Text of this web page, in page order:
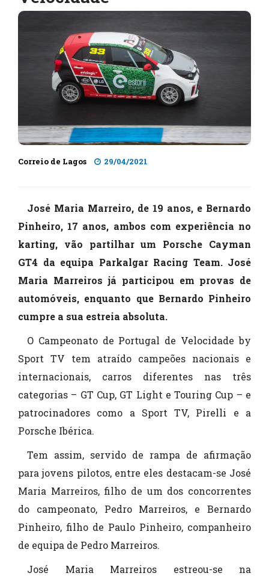
Correio de Lagos 29/04/2021
José Maria Marreiro, de 19 anos, e Bernardo
Pinheiro, 17 anos, ambos com experiência no
karting, vão partilhar um Porsche Cayman
GT4 da equipa Parkalgar Racing Team. José
Maria Marreiros já participou em provas de
automóveis, enquanto que Bernardo Pinheiro
cumpre a sua estreia absoluta.
O Campeonato de Portugal de Velocidade by
Sport TV tem atraído campeões nacionais e
internacionais, carros diferentes nas três
categorias – GT Cup, GT Light e Touring Cup – e
patrocinadores como a Sport TV, Pirelli e a
Porsche Ibérica.
Tem assim, servido de rampa de afirmação
para jovens pilotos, entre eles destacam-se José
Maria Marreiros, filho de um dos concorrentes
do campeonato, Pedro Marreiros, e Bernardo
Pinheiro, filho de Paulo Pinheiro, companheiro
de equipa de Pedro Marreiros.
José Maria Marreiros estreou-se na